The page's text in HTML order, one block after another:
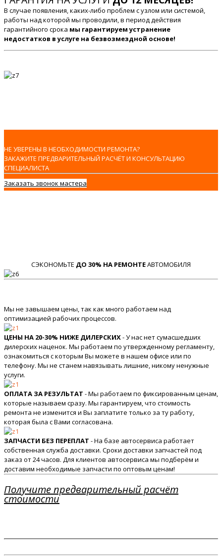
В случае появления, каких-либо проблем с узлом или системой,
работы над которой мы проводили, в период действия
гарантийного срока мы гарантируем устранение
недостатков в услуге на безвозмездной основе!
НЕ УВЕРЕНЫ В НЕОБХОДИМОСТИ РЕМОНТА?
ЗАКАЖИТЕ ПРЕДВАРИТЕЛЬНЫЙ РАСЧЁТ И КОНСУЛЬТАЦИЮ
СПЕЦИАЛИСТА
Заказать звонок мастера
СЭКОНОМЬТЕ ДО 30% НА РЕМОНТЕАВТОМОБИЛЯ
Мы не завышаем цены, так как много работаем над
оптимизацией рабочих процессов.
ЦЕНЫ НА 20-30% НИЖЕ ДИЛЕРСКИХ- У нас нет сумасшедших
дилерских наценок. Мы работаем по утвержденному регламенту,
ознакомиться с которым Вы можете в нашем офисе или по
телефону. Мы не станем навязывать лишние, никому ненужные
услуги.
ОПЛАТА ЗА РЕЗУЛЬТАТ - Мы работаем по фиксированным ценам,
которые называем сразу. Мы гарантируем, что стоимость
ремонта не изменится и Вы заплатите только за ту работу,
которая была с Вами согласована.
ЗАПЧАСТИ БЕЗ ПЕРЕПЛАТ - На базе автосервиса работает
собственная служба доставки. Сроки доставки запчастей под
заказ от 24 часов. Для клиентов автосервиса мы подберём и
доставим необходимые запчасти по оптовым ценам!
Получите предварительный расчёт
стоимости